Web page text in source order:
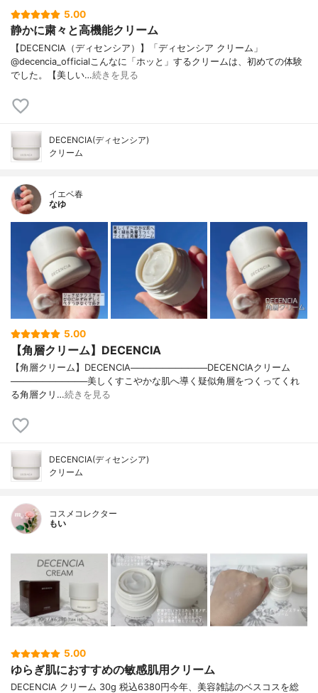
5.00
静かに粛々と高機能クリーム
【DECENCIA（ディセンシア）】「ディセンシア クリーム」
@decencia_officialこんなに「ホッと」するクリームは、初めての体験
でした。【美しい…続きを見る
DECENCIA(ディセンシア)
クリーム
イエベ春
なゆ
5.00
【角層クリーム】DECENCIA
【角層クリーム】DECENCIA────────────DECENCIAクリーム
────────────美しくすこやかな肌へ導く疑似角層をつくってくれ
る角層クリ…続きを見る
DECENCIA(ディセンシア)
クリーム
コスメコレクター
もい
5.00
ゆらぎ肌におすすめの敏感肌用クリーム
DECENCIA クリーム 30g 税込6380円今年、美容雑誌のベスコスを総